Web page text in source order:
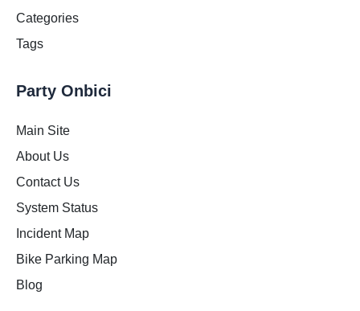
Categories
Tags
Party Onbici
Main Site
About Us
Contact Us
System Status
Incident Map
Bike Parking Map
Blog